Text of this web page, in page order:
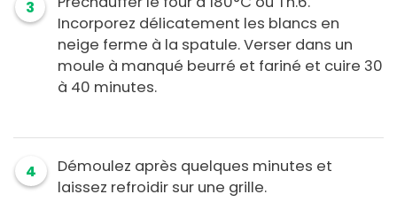
3
Incorporez délicatement les blancs en
neige ferme à la spatule. Verser dans un
moule à manqué beurré et fariné et cuire 30
à 40 minutes.
4
Démoulez après quelques minutes et
laissez refroidir sur une grille.